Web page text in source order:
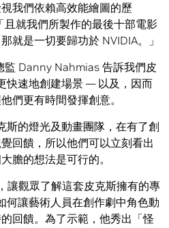
我們依賴高效能繪圖的歷
且就我們所製作的最後十部電影
就是一切要歸功於 NVIDIA。」
監 Danny Nahmias 告訴我們皮
快速地創建場景 — 以及，因而
們更有時間發揮創意。
斯的燈光及動畫團隊，在有了創
回饋，所以他們可以立刻看出
膽的想法是可行的。
讓觀眾了解這套皮克斯擁有的專
何讓藝術人員在創作劇中角色動
回饋。為了示範，他秀出「怪